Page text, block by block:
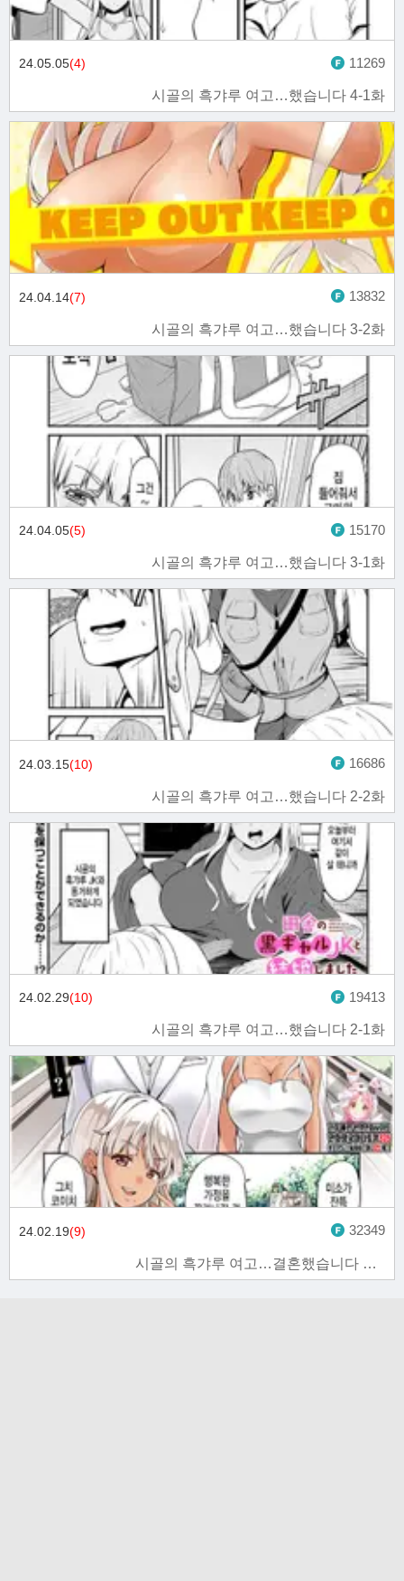
시골의 흑갸루 여고…했습니다 4-1화
24.05.05(4) 11269
시골의 흑갸루 여고…했습니다 3-2화
24.04.14(7) 13832
시골의 흑갸루 여고…했습니다 3-1화
24.04.05(5) 15170
시골의 흑갸루 여고…했습니다 2-2화
24.03.15(10) 16686
시골의 흑갸루 여고…했습니다 2-1화
24.02.29(10) 19413
시골의 흑갸루 여고…결혼했습니다 1화
24.02.19(9) 32349